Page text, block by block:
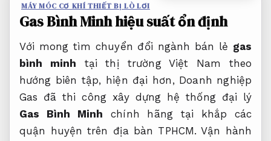
MÁY MÓC CƠ KHÍ THIẾT BỊ LÒ LƠI
Gas Bình Minh hiệu suất ổn định
Với mong tìm chuyển đổi ngành bán lẻ gas
bình minh tại thị trường Việt Nam theo
hướng biên tập, hiện đại hơn, Doanh nghiệp
Gas đã thi công xây dựng hệ thống đại lý
Gas Bình Minh chính hãng tại khắp các
quận huyện trên địa bàn TPHCM.Vận hành